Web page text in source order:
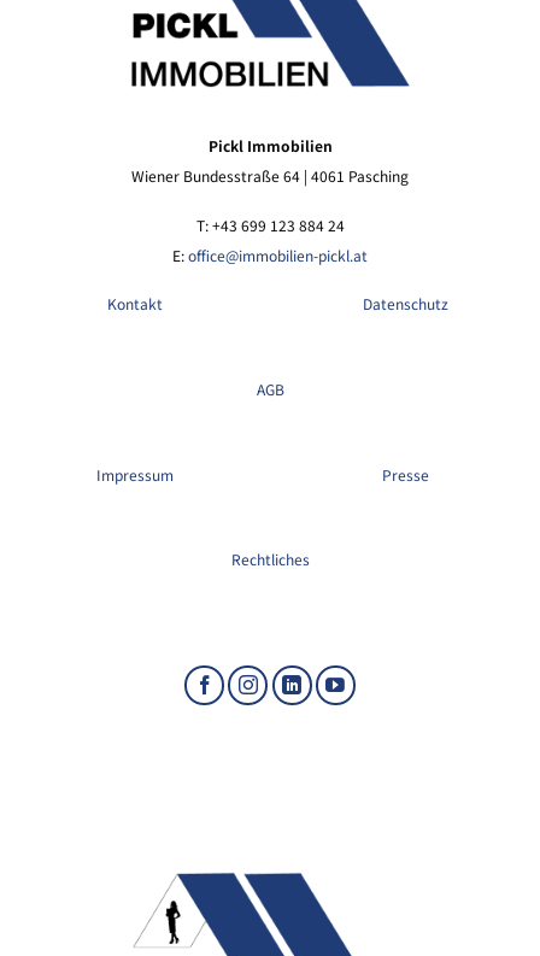
Pickl Immobilien
Wiener Bundesstraße 64 | 4061 Pasching
T: +43 699 123 884 24
E:office@immobilien-pickl.at
Kontakt Datenschutz
AGB
Impressum Presse
Rechtliches